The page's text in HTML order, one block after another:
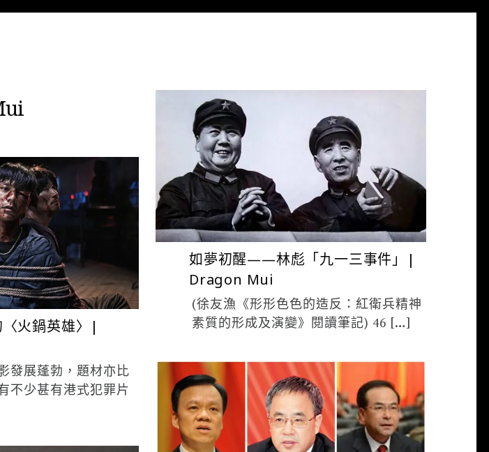
如夢初醒——林彪「九一三事件」|
Dragon Mui
(徐友漁《形形色色的造反：紅衛兵精神
素質的形成及演變》閱讀筆記) 46 […]
7 月 21, 2017
火鍋英雄〉|
發展蓬勃，題材亦比
不少甚有港式犯罪片
ADMIN 7 月 16, 2017